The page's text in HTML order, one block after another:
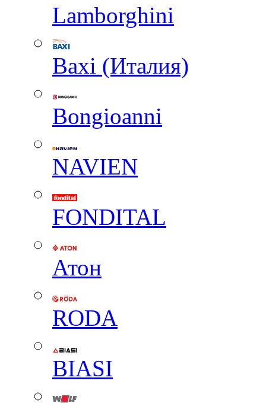
Lamborghini
Baxi (Италия)
Вongioanni
NAVIEN
FONDITAL
Атон
RODA
BIASI